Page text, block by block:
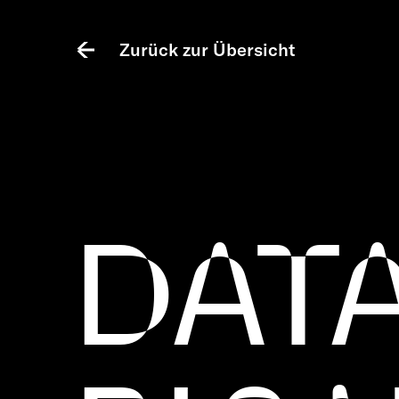
Zurück zur Übersicht